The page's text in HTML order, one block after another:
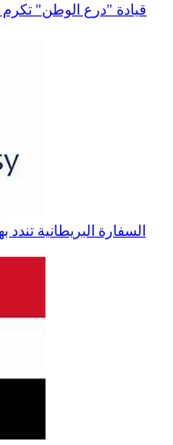
قيادة "درع الوطن"
السفارة البريطانية